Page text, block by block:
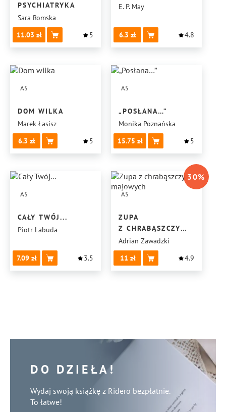
PSYCHIATRYKA
Sara Romska
11.03
5
E. P. May
6.3 4.8
A5
DOM WILKA
Marek Łasisz
6.3
5
A5
„POSŁANA…”
Monika Poznańska
15.75
5
A5
CAŁY TWÓJ...
Piotr Labuda
7.09 3.5
A5
30%
ZUPA
Z CHRABĄSZCZY
MAJOWYCH
Adrian Zawadzki
11
4.9
DO DZIEŁA!
Wydaj swoją książkę z Ridero bezpłatnie.
To łatwe!